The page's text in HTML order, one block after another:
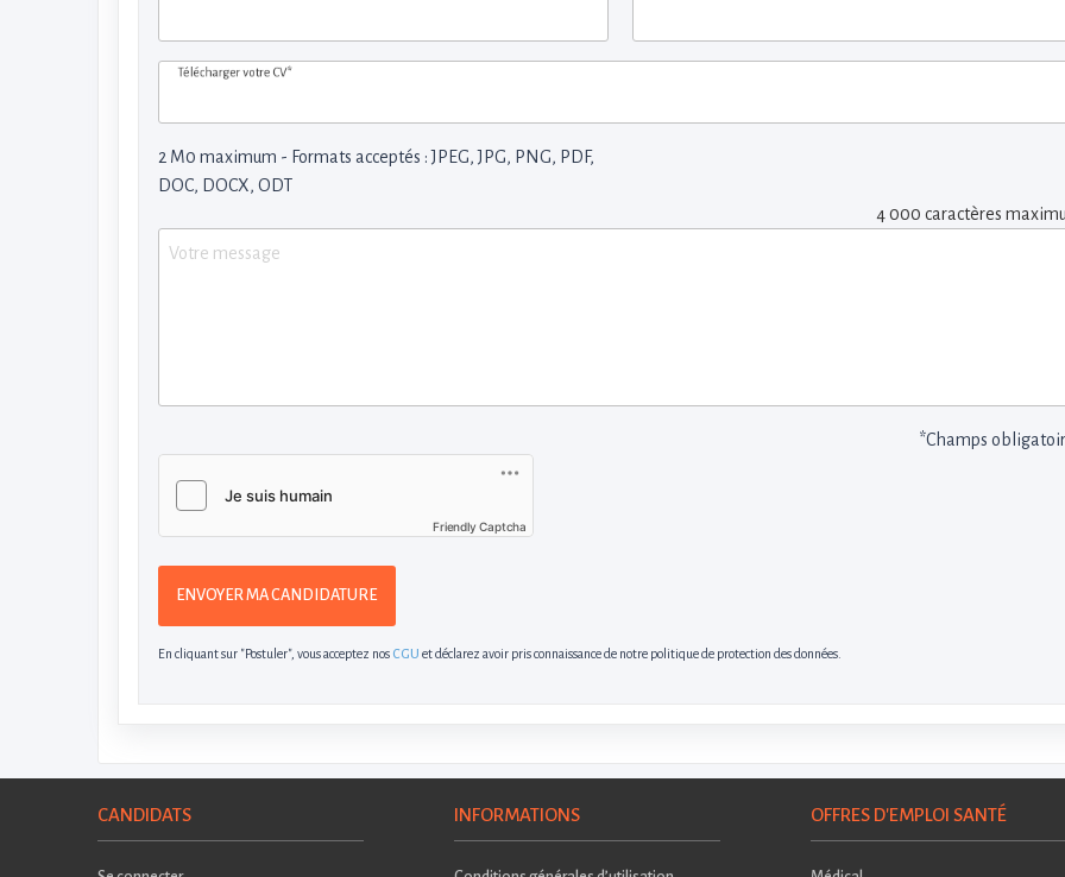
Télécharger votre CV*
2 M0 maximum - Formats acceptés : JPEG, JPG, PNG, PDF,
DOC, DOCX, ODT
4 000 caractères
*Champs
Friendly Captcha
ENVOYER MA CANDIDATURE
En cliquant sur "Postuler", vous acceptez nos CGU et déclarez avoir pris connaissance de notre politique de protection des données.
CANDIDATS INFORMATIONS OFFRES D'EMPLOI SANTÉ